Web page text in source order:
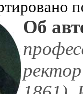
Об